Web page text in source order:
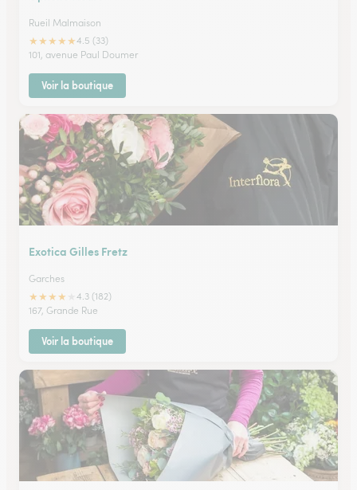
Rueil Malmaison
★★★★★4.5 (33)
101, avenue Paul Doumer
Voir la boutique
Exotica Gilles Fretz
Garches
★★★★
4.3 (182)
167, Grande Rue
Voir la boutique